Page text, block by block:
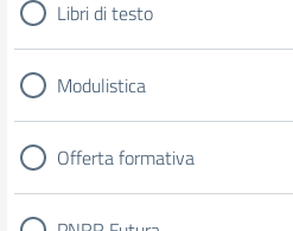
Libri di testo
Modulistica
Offerta formativa